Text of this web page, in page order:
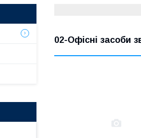
02-Офісні засоби